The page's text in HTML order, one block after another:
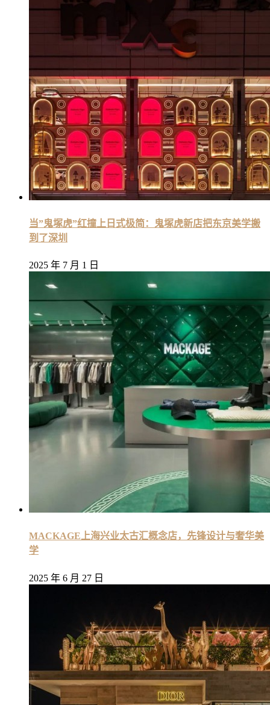
当”鬼塚虎”红撞上日式极简：鬼塚虎新店把东京美学搬
到了深圳
2025 年 7 月 1 日
MACKAGE上海兴业太古汇概念店，先锋设计与奢华美
学
2025 年 6 月 27 日